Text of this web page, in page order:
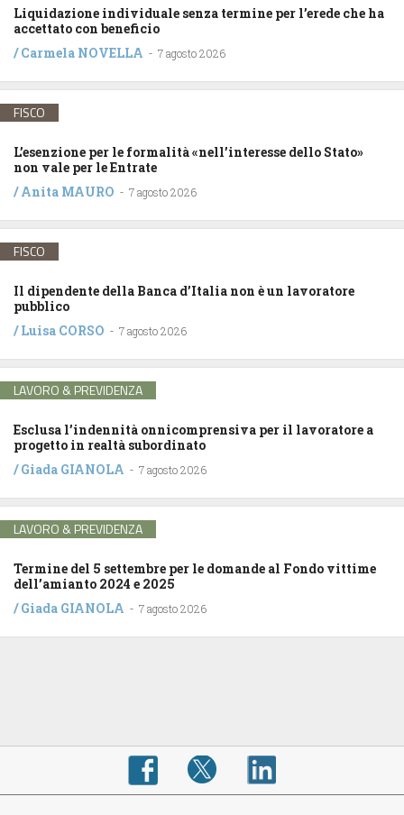
Liquidazione individuale senza termine per l’erede che ha
accettato con beneficio
/Carmela NOVELLA - 7 agosto 2026
FISCO
L’esenzione per le formalità «nell’interesse dello Stato»
non vale per le Entrate
/Anita MAURO - 7 agosto 2026
FISCO
Il dipendente della Banca d’Italia non è un lavoratore
pubblico
/Luisa CORSO - 7 agosto 2026
LAVORO & PREVIDENZA
Esclusa l’indennità onnicomprensiva per il lavoratore a
progetto in realtà subordinato
/Giada GIANOLA - 7 agosto 2026
LAVORO & PREVIDENZA
Termine del 5 settembre per le domande al Fondo vittime
dell’amianto 2024 e 2025
/Giada GIANOLA - 7 agosto 2026